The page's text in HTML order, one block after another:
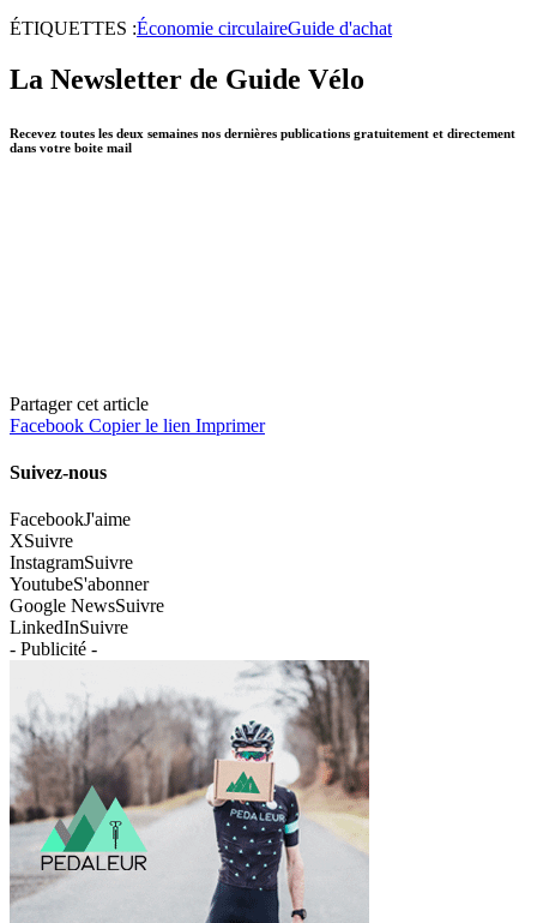
ÉTIQUETTES :Économie circulaireGuide d'achat
La Newsletter de Guide Vélo
Recevez toutes les deux semaines nos dernières publications gratuitement et directement
dans votre boite mail
Partager cet article
Facebook Copier le lien Imprimer
Suivez-nous
FacebookJ'aime
XSuivre
InstagramSuivre
YoutubeS'abonner
Google NewsSuivre
LinkedInSuivre
- Publicité -